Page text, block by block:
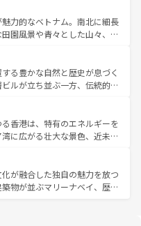
など、バラエティ豊かな料理
着の台湾情報は コンテンツ一覧を参
折々の自然美を楽しむことが
肉、絶品のストリートフード
待っている。夜には、韓国な
の多彩な魅力を心ゆくまで味
ほしい。 なお、新着の韓国情報はコンテンツ一
力的なベトナム。南北に細長
園風景や青々とした山々、世
く。ハノイの古い町並みやホ
代の建物も、独特の雰囲気を
エティの豊かさとおいしさで
ベトナムコーヒーなどは、ぜ
域を訪れてもあたたかい人々
、きっと忘れられない旅にな
る豊かな自然と歴史が息づく
ルが立ち並ぶ一方、伝統的な
ではチェンマイなどの山岳地
はプーケットやクラビの美し
しむことができる。タイ料理
、どの季節にも異なる楽しみ
タイの人々、仏教を中心とし
源が、訪れる旅人を魅了し続
香港は、特有のエネルギーを
に広がる壮大な景色、近未来
はず。観光スポットが密集し
回れるのも魅力。息をのむよ
で、香港を存分に楽しみ尽く
が融合した独自の魅力を放つ
物が並ぶマリーナベイ、歴史